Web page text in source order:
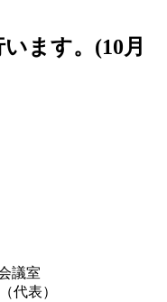
ます。(10月
議室
（代表）